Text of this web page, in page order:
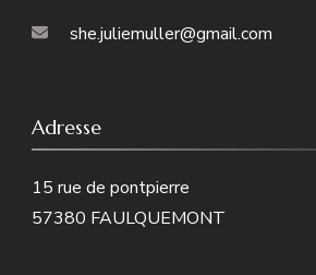
she.juliemuller@gmail.com
Adresse
15 rue de pontpierre
57380 FAULQUEMONT